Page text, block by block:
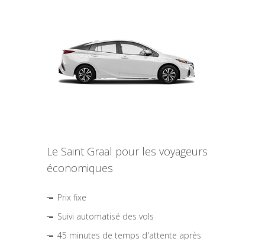
Le Saint Graal pour les voyageurs
économiques
Prix fixe
Suivi automatisé des vols
45 minutes de temps d'attente après